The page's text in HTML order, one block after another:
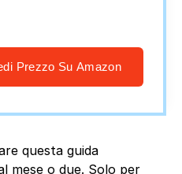
Prezzo Su Amazon
questa guida
mese o due. Solo per